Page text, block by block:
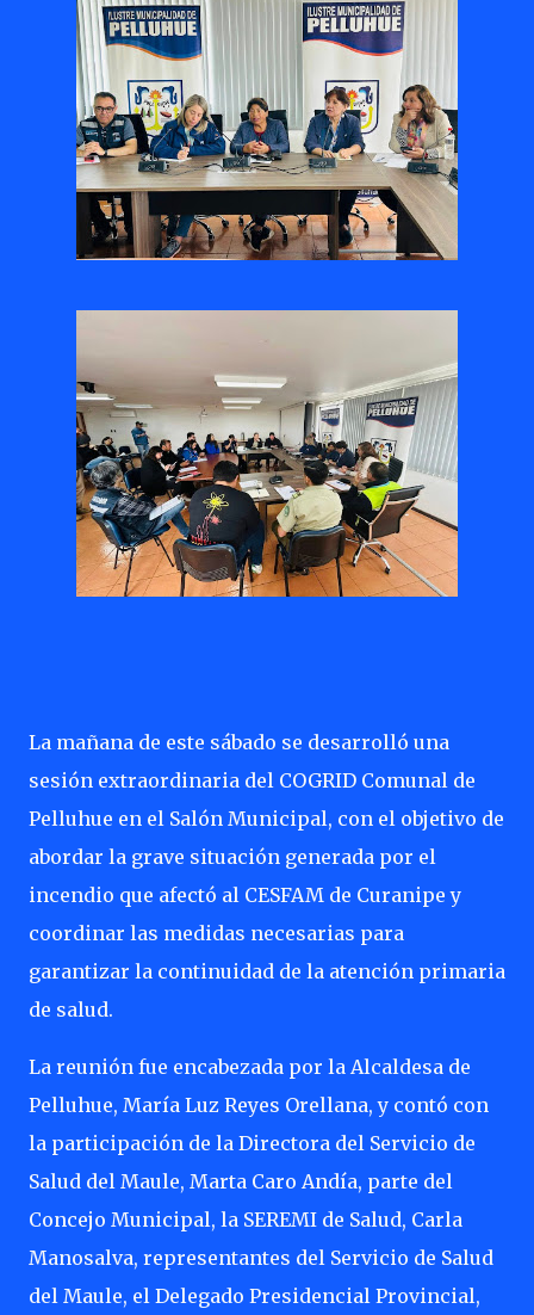
La mañana de este sábado se desarrolló una
sesión extraordinaria del COGRID Comunal de
Pelluhue en el Salón Municipal, con el objetivo de
abordar la grave situación generada por el
incendio que afectó al CESFAM de Curanipe y
coordinar las medidas necesarias para
garantizar la continuidad de la atención primaria
de salud.
La reunión fue encabezada por la Alcaldesa de
Pelluhue, María Luz Reyes Orellana, y contó con
la participación de la Directora del Servicio de
Salud del Maule, Marta Caro Andía, parte del
Concejo Municipal, la SEREMI de Salud, Carla
Manosalva, representantes del Servicio de Salud
del Maule, el Delegado Presidencial Provincial,